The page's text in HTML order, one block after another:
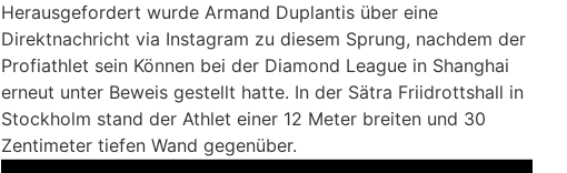
Herausgefordert wurde Armand Duplantis über eine
Direktnachricht via Instagram zu diesem Sprung, nachdem der
Profiathlet sein Können bei der Diamond League in Shanghai
erneut unter Beweis gestellt hatte. In der Sätra Friidrottshall in
Stockholm stand der Athlet einer 12 Meter breiten und 30
Zentimeter tiefen Wand gegenüber.